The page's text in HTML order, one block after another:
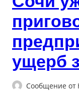
ущерб
Сообщение от